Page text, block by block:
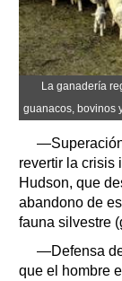
La ganadería
guanacos, bovinos
revertir la crisis
Hudson, que
abandono de
fauna silvestre
—Defensa
que el hombre